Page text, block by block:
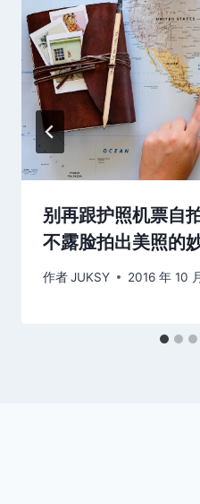
别再跟护照机票自
不露脸拍出美照的
作者JUKSY 2016 年 10